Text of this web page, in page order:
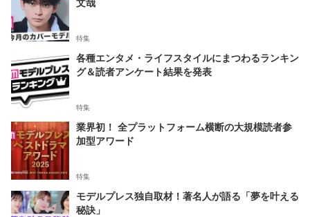
特集
各種エンタメ・ライフスタイルにまつわるランキン
グ＆読者アンケート結果を発表
特集
業界初！ 全プラットフォーム横断の大規模読者参
加型アワード
特集
モデルプレス独自取材！著名人が語る「夢を叶える
秘訣」